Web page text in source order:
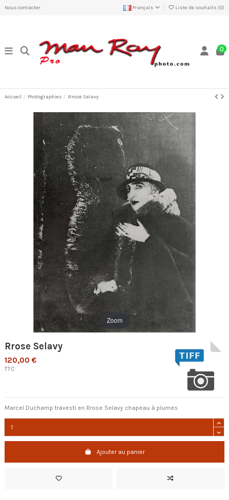
Nous contacter Français Liste de souhaits (0)
0
Accueil Photographies Rrose Selavy
Zoom
Rrose Selavy
120,00 €
TTC
Marcel Duchamp travesti en Rrose Selavy chapeau à plumes
Ajouter au panier